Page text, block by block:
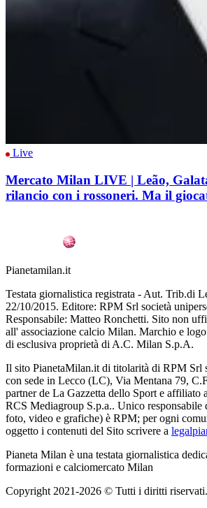
Live
Mercato Milan LIVE | Leão,
rilancio con i rossoneri. Ma il
Pianetamilan.it
Testata giornalistica registrata - Aut. Trib.di
22/10/2015. Editore: RPM Srl società
Responsabile: Matteo Ronchetti. Sito non
all' associazione calcio Milan. Marchio e
di esclusiva proprietà di A.C. Milan S.p.A.
Il sito PianetaMilan.it di titolarità di RPM Srl
con sede in Lecco (LC), Via Mentana 79,
partner de La Gazzetta dello Sport e affiliato
RCS Mediagroup S.p.a.. Unico responsabile
foto, video e grafiche) è RPM; per ogni
oggetto i contenuti del Sito scrivere a
Pianeta Milan è una testata giornalistica
formazioni e calciomercato Milan
Copyright 2021-2026 © Tutti i diritti riservati.